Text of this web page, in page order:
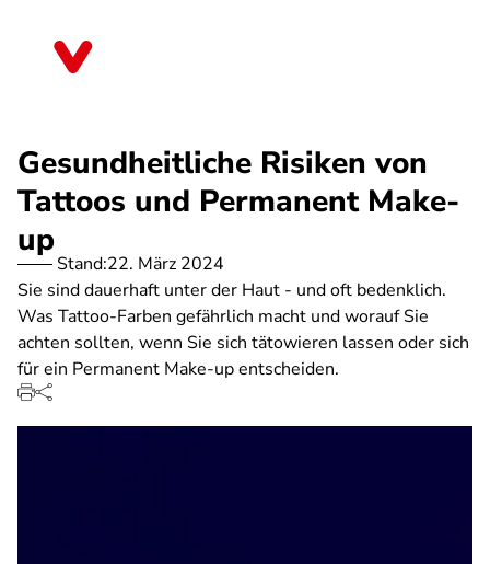
Gesundheitliche Risiken von
Tattoos und Permanent Make-
up
Stand:22. März 2024
Sie sind dauerhaft unter der Haut - und oft bedenklich.
Was Tattoo-Farben gefährlich macht und worauf Sie
achten sollten, wenn Sie sich tätowieren lassen oder sich
für ein Permanent Make-up entscheiden.